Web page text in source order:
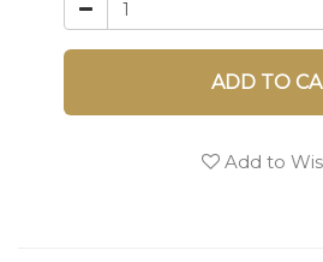
ADD TO
Add to